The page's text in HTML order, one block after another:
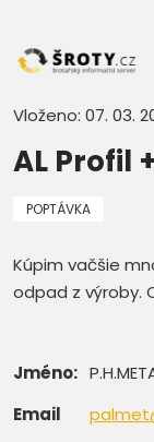
Vloženo: 07. 03.
AL Profil
POPTÁVKA
Kúpim vačšie
odpad z výroby.
Jméno:
Email